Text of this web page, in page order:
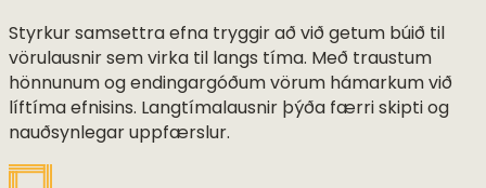
Styrkur samsettra efna tryggir að við getum búið til
vörulausnir sem virka til langs tíma. Með traustum
hönnunum og endingargóðum vörum hámarkum við
líftíma efnisins. Langtímalausnir þýða færri skipti og
nauðsynlegar uppfærslur.